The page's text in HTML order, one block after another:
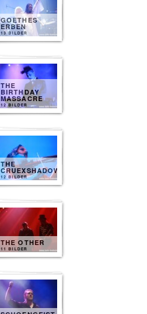
GOETHES
ERBEN
13 BILDER
THE
BIRTHDAY
MASSACRE
12 BILDER
THE
CRUEXSHADOWS
12 BILDER
THE OTHER
11 BILDER